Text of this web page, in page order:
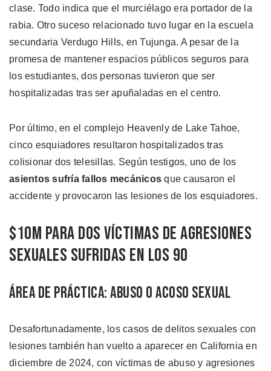
clase. Todo indica que el murciélago era portador de la
rabia. Otro suceso relacionado tuvo lugar en la escuela
secundaria Verdugo Hills, en Tujunga. A pesar de la
promesa de mantener espacios públicos seguros para
los estudiantes, dos personas tuvieron que ser
hospitalizadas tras ser apuñaladas en el centro.
Por último, en el complejo Heavenly de Lake Tahoe,
cinco esquiadores resultaron hospitalizados tras
colisionar dos telesillas. Según testigos, uno de los
asientos sufría fallos mecánicos que causaron el
accidente y provocaron las lesiones de los esquiadores.
$10M Para Dos Víctimas de Agresiones
Sexuales Sufridas en los 90
Área de Práctica: Abuso o Acoso Sexual
Desafortunadamente, los casos de delitos sexuales con
lesiones también han vuelto a aparecer en California en
diciembre de 2024, con víctimas de abuso y agresiones